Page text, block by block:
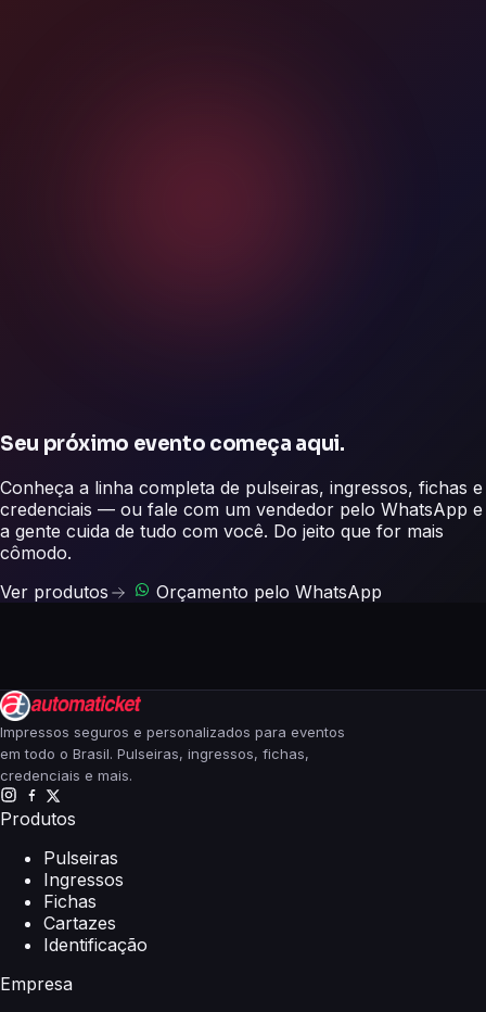
Seu próximo evento começa aqui.
Conheça a linha completa de pulseiras, ingressos, fichas e
credenciais — ou fale com um vendedor pelo WhatsApp e
a gente cuida de tudo com você. Do jeito que for mais
cômodo.
Ver produtos
Orçamento pelo WhatsApp
Impressos seguros e personalizados para eventos
em todo o Brasil. Pulseiras, ingressos, fichas,
credenciais e mais.
Produtos
Pulseiras
Ingressos
Fichas
Cartazes
Identificação
Empresa